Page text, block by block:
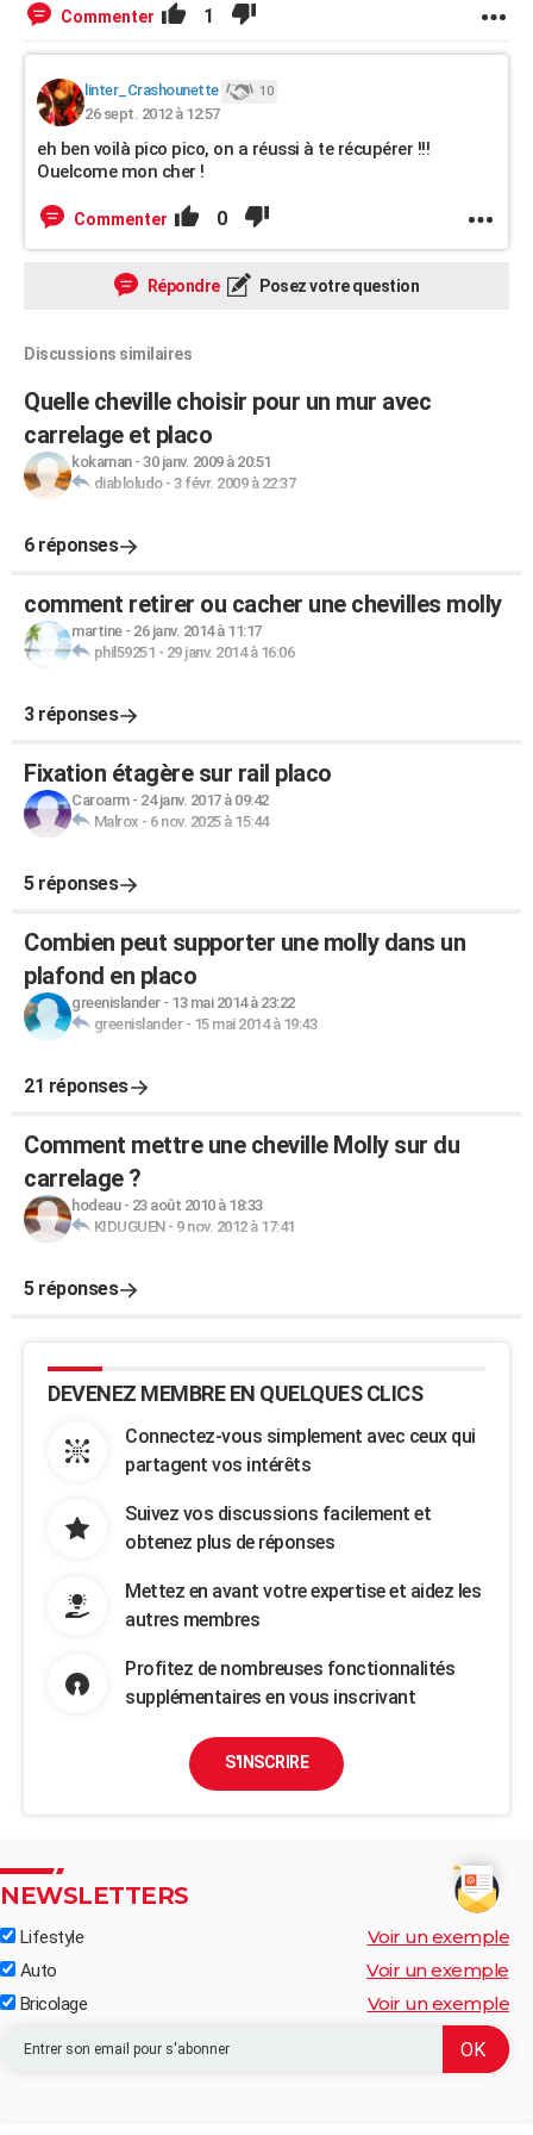
Commenter 1
linter_Crashounette 10
26 sept. 2012 à 12:57
eh ben voilà pico pico, on a réussi à te récupérer !!!
Ouelcome mon cher !
Commenter 0
Répondre Posez votre question
Discussions similaires
Quelle cheville choisir pour un mur avec
carrelage et placo
kokaman- 30 janv. 2009 à 20:51
diabloludo- 3 févr. 2009 à 22:37
6 réponses
comment retirer ou cacher une chevilles molly
martine- 26 janv. 2014 à 11:17
phil59251 - 29 janv. 2014 à 16:06
3 réponses
Fixation étagère sur rail placo
Caroarm- 24 janv. 2017 à 09:42
Malrox - 6 nov. 2025 à 15:44
5 réponses
Combien peut supporter une molly dans un
plafond en placo
greenislander- 13 mai 2014 à 23:22
greenislander- 15 mai 2014 à 19:43
21 réponses
Comment mettre une cheville Molly sur du
carrelage ?
hodeau- 23 août 2010 à 18:33
KIDUGUEN- 9 nov. 2012 à 17:41
5 réponses
DEVENEZ MEMBRE EN QUELQUES CLICS
Connectez-vous simplement avec ceux qui
partagent vos intérêts
Suivez vos discussions facilement et
obtenez plus de réponses
Mettez en avant votre expertise et aidez les
autres membres
Profitez de nombreuses fonctionnalités
supplémentaires en vous inscrivant
S'INSCRIRE
NEWSLETTERS
Lifestyle Voir un exemple
Auto Voir un exemple
Bricolage Voir un exemple